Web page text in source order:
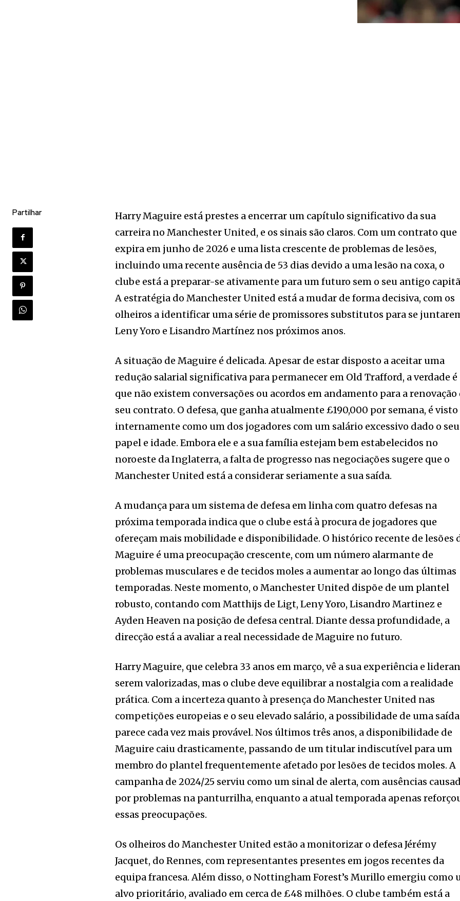
Partilhar
Harry Maguire está prestes a encerrar um capítulo significativo da sua
carreira no Manchester United, e os sinais são claros. Com um contrato que
expira em junho de 2026 e uma lista crescente de problemas de lesões,
incluindo uma recente ausência de 53 dias devido a uma lesão na coxa, o
clube está a preparar-se ativamente para um futuro sem o seu antigo
A estratégia do Manchester United está a mudar de forma decisiva, com os
olheiros a identificar uma série de promissores substitutos para se
Leny Yoro e Lisandro Martínez nos próximos anos.
A situação de Maguire é delicada. Apesar de estar disposto a aceitar uma
redução salarial significativa para permanecer em Old Trafford, a verdade é
que não existem conversações ou acordos em andamento para a renovação
seu contrato. O defesa, que ganha atualmente £190,000 por semana, é visto
internamente como um dos jogadores com um salário excessivo dado o seu
papel e idade. Embora ele e a sua família estejam bem estabelecidos no
noroeste da Inglaterra, a falta de progresso nas negociações sugere que o
Manchester United está a considerar seriamente a sua saída.
A mudança para um sistema de defesa em linha com quatro defesas na
próxima temporada indica que o clube está à procura de jogadores que
ofereçam mais mobilidade e disponibilidade. O histórico recente de lesões
Maguire é uma preocupação crescente, com um número alarmante de
problemas musculares e de tecidos moles a aumentar ao longo das últimas
temporadas. Neste momento, o Manchester United dispõe de um plantel
robusto, contando com Matthijs de Ligt, Leny Yoro, Lisandro Martinez e
Ayden Heaven na posição de defesa central. Diante dessa profundidade, a
direcção está a avaliar a real necessidade de Maguire no futuro.
Harry Maguire, que celebra 33 anos em março, vê a sua experiência e
serem valorizadas, mas o clube deve equilibrar a nostalgia com a realidade
prática. Com a incerteza quanto à presença do Manchester United nas
competições europeias e o seu elevado salário, a possibilidade de uma saída
parece cada vez mais provável. Nos últimos três anos, a disponibilidade de
Maguire caiu drasticamente, passando de um titular indiscutível para um
membro do plantel frequentemente afetado por lesões de tecidos moles. A
campanha de 2024/25 serviu como um sinal de alerta, com ausências
por problemas na panturrilha, enquanto a atual temporada apenas
essas preocupações.
Os olheiros do Manchester United estão a monitorizar o defesa Jérémy
Jacquet, do Rennes, com representantes presentes em jogos recentes da
equipa francesa. Além disso, o Nottingham Forest’s Murillo emergiu como
alvo prioritário, avaliado em cerca de £48 milhões. O clube também está a